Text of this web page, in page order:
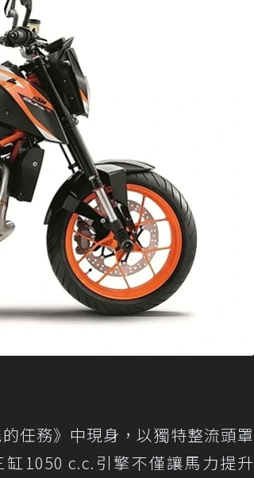
任務》中現身，以獨特整流頭罩
1050 c.c.引擎不僅讓馬力提升